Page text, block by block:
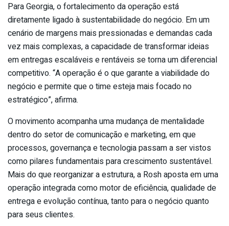
Para Georgia, o fortalecimento da operação está
diretamente ligado à sustentabilidade do negócio. Em um
cenário de margens mais pressionadas e demandas cada
vez mais complexas, a capacidade de transformar ideias
em entregas escaláveis e rentáveis se torna um diferencial
competitivo. “A operação é o que garante a viabilidade do
negócio e permite que o time esteja mais focado no
estratégico”, afirma.
O movimento acompanha uma mudança de mentalidade
dentro do setor de comunicação e marketing, em que
processos, governança e tecnologia passam a ser vistos
como pilares fundamentais para crescimento sustentável.
Mais do que reorganizar a estrutura, a Rosh aposta em uma
operação integrada como motor de eficiência, qualidade de
entrega e evolução contínua, tanto para o negócio quanto
para seus clientes.